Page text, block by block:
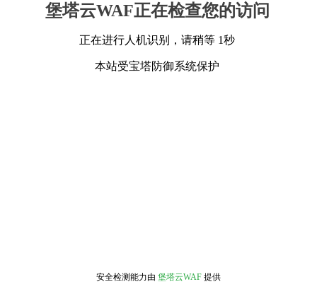
堡塔云WAF正在检查您的访问
正在进行人机识别，请稍等 1秒
本站受宝塔防御系统保护
安全检测能力由 堡塔云WAF 提供